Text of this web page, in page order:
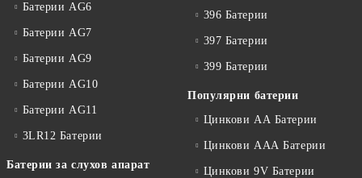
Батерии AG6
Батерии AG7
Батерии AG9
Батерии AG10
Батерии AG11
3LR12 Батерии
Батерии за слухов апарат
396 Батерии
397 Батерии
399 Батерии
Популярни батерии
Цинкови АА Батерии
Цинкови ААА Батерии
Цинкови 9V Батерии